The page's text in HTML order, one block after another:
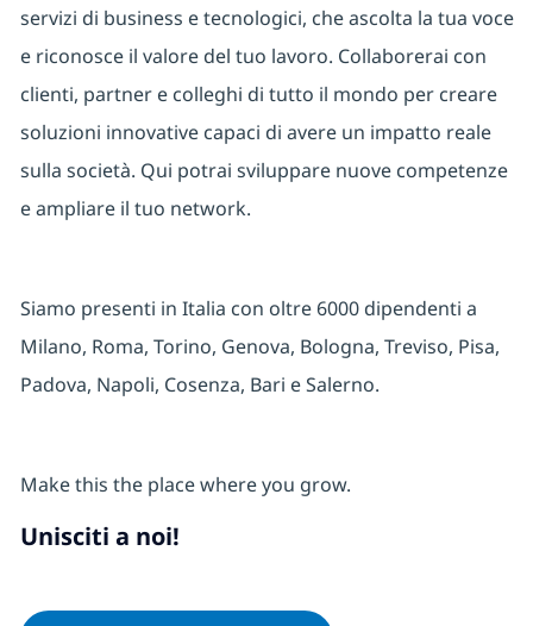
servizi di business e tecnologici, che ascolta la tua voce
e riconosce il valore del tuo lavoro. Collaborerai con
clienti, partner e colleghi di tutto il mondo per creare
soluzioni innovative capaci di avere un impatto reale
sulla società. Qui potrai sviluppare nuove competenze
e ampliare il tuo network.
Siamo presenti in Italia con oltre 6000 dipendenti a
Milano, Roma, Torino, Genova, Bologna, Treviso, Pisa,
Padova, Napoli, Cosenza, Bari e Salerno.
Make this the place where you grow.
Unisciti a noi!